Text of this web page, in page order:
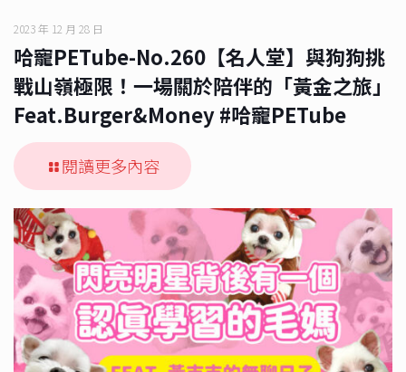
2023 年 12 月 28 日
哈寵PETube-No.260【名人堂】與狗狗挑
戰山嶺極限！一場關於陪伴的「黃金之旅」
Feat.Burger&Money #哈寵PETube
閱讀更多內容